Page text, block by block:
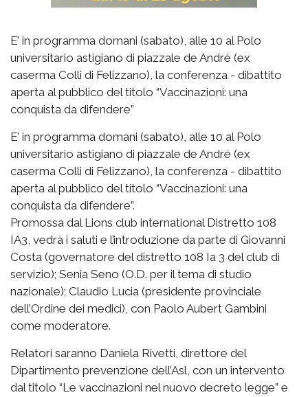
E’ in programma domani (sabato), alle 10 al Polo
universitario astigiano di piazzale de André (ex
caserma Colli di Felizzano), la conferenza - dibattito
aperta al pubblico del titolo “Vaccinazioni: una
conquista da difendere”
E’ in programma domani (sabato), alle 10 al Polo
universitario astigiano di piazzale de André (ex
caserma Colli di Felizzano), la conferenza - dibattito
aperta al pubblico del titolo “Vaccinazioni: una
conquista da difendere”.
Promossa dal Lions club international Distretto 108
IA3, vedrà i saluti e l’introduzione da parte di Giovanni
Costa (governatore del distretto 108 Ia 3 del club di
servizio); Senia Seno (O.D. per il tema di studio
nazionale); Claudio Lucia (presidente provinciale
dell’Ordine dei medici), con Paolo Aubert Gambini
come moderatore.
Relatori saranno Daniela Rivetti, direttore del
Dipartimento prevenzione dell’Asl, con un intervento
dal titolo “Le vaccinazioni nel nuovo decreto legge” e